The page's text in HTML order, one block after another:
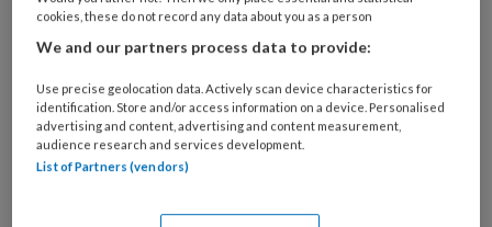
je
e-
* *
Kies
je
wachtwoord* *
Kies
je
cookies, these do not record any data about you as a person
We and our partners process data to provide:
Use precise geolocation data. Actively scan device characteristics for
identification. Store and/or access information on a device. Personalised
advertising and content, advertising and content measurement,
audience research and services development.
List of Partners (vendors)